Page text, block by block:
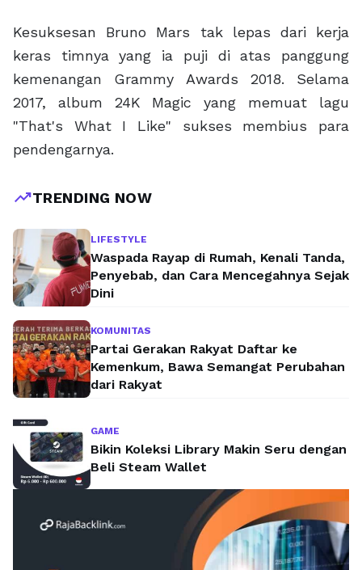
Kesuksesan Bruno Mars tak lepas dari kerja
keras timnya yang ia puji di atas panggung
kemenangan Grammy Awards 2018. Selama
2017, album 24K Magic yang memuat lagu
"That's What I Like" sukses membius para
pendengarnya.
trending_upTRENDING NOW
LIFESTYLE
Waspada Rayap di Rumah, Kenali Tanda,
Penyebab, dan Cara Mencegahnya Sejak
Dini
KOMUNITAS
Partai Gerakan Rakyat Daftar ke
Kemenkum, Bawa Semangat Perubahan
dari Rakyat
GAME
Bikin Koleksi Library Makin Seru dengan
Beli Steam Wallet